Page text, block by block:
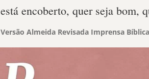
está encoberto, quer seja bom,
Versão Almeida Revisada Imprensa Bíblica